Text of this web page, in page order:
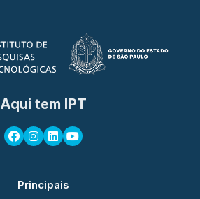
Aqui tem IPT
Principais